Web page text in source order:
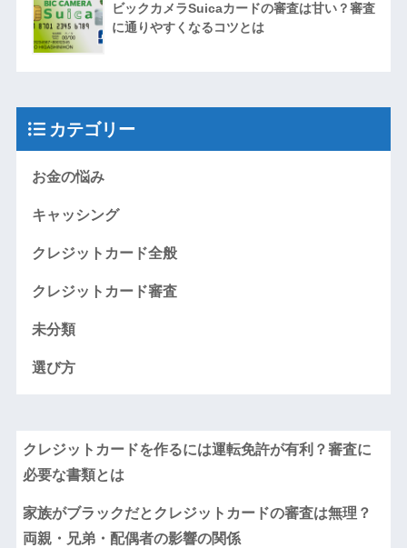
ビックカメラSuicaカードの審査は甘い？審査
に通りやすくなるコツとは
カテゴリー
お金の悩み
キャッシング
クレジットカード全般
クレジットカード審査
未分類
選び方
クレジットカードを作るには運転免許が有利？審査に
必要な書類とは
家族がブラックだとクレジットカードの審査は無理？
両親・兄弟・配偶者の影響の関係